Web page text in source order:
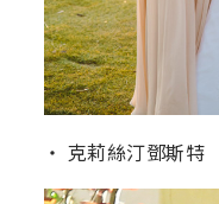
‧ 克莉絲汀鄧斯特